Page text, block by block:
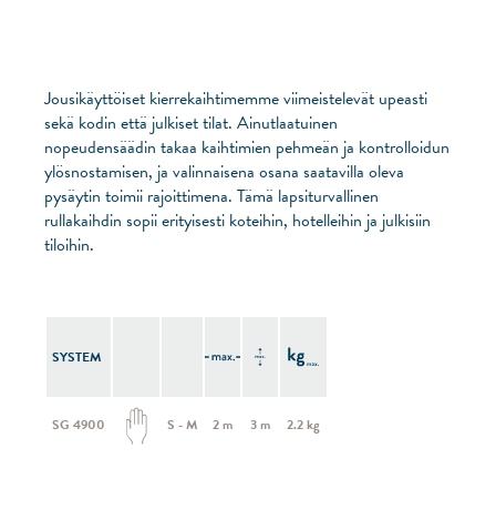
Jousikäyttöiset kierrekaihtimemme viimeistelevät upeasti
sekä kodin että julkiset tilat. Ainutlaatuinen
nopeudensäädin takaa kaihtimien pehmeän ja kontrolloidun
ylösnostamisen, ja valinnaisena osana saatavilla oleva
pysäytin toimii rajoittimena. Tämä lapsiturvallinen
rullakaihdin sopii erityisesti koteihin, hotelleihin ja julkisiin
tiloihin.
SYSTEM
SG 4900 S - M 2 m 3 m 2.2 kg